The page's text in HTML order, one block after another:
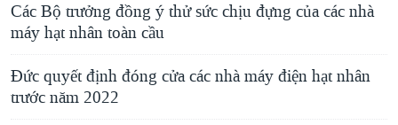
Các Bộ trưởng đồng ý thử sức chịu đựng của các nhà
máy hạt nhân toàn cầu
Đức quyết định đóng cửa các nhà máy điện hạt nhân
trước năm 2022